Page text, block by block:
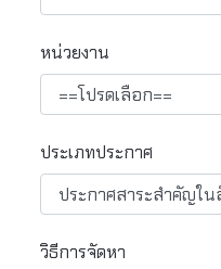
หน่วยงาน
ประเภทประกาศ
วิธีการจัดหา